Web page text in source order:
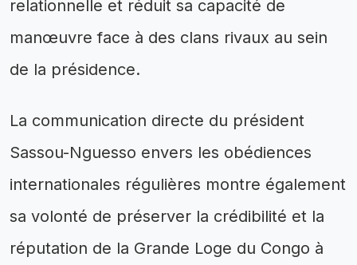
relationnelle et réduit sa capacité de
manœuvre face à des clans rivaux au sein
de la présidence.
La communication directe du président
Sassou-Nguesso envers les obédiences
internationales régulières montre également
sa volonté de préserver la crédibilité et la
réputation de la Grande Loge du Congo à